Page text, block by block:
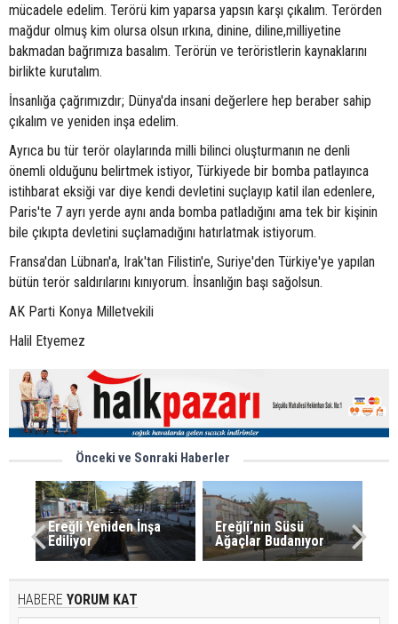
mücadele edelim. Terörü kim yaparsa yapsın karşı çıkalım. Terörden
mağdur olmuş kim olursa olsun ırkına, dinine, diline,milliyetine
bakmadan bağrımıza basalım. Terörün ve teröristlerin kaynaklarını
birlikte kurutalım.
İnsanlığa çağrımızdır; Dünya'da insani değerlere hep beraber sahip
çıkalım ve yeniden inşa edelim.
Ayrıca bu tür terör olaylarında milli bilinci oluşturmanın ne denli
önemli olduğunu belirtmek istiyor, Türkiyede bir bomba patlayınca
istihbarat eksiği var diye kendi devletini suçlayıp katil ilan edenlere,
Paris'te 7 ayrı yerde aynı anda bomba patladığını ama tek bir kişinin
bile çıkıpta devletini suçlamadığını hatırlatmak istiyorum.
Fransa'dan Lübnan'a, Irak'tan Filistin'e, Suriye'den Türkiye'ye yapılan
bütün terör saldırılarını kınıyorum. İnsanlığın başı sağolsun.
AK Parti Konya Milletvekili
Halil Etyemez
Önceki ve Sonraki Haberler
Ereğli Yeniden İnşa
Ediliyor
Ereğli’nin Süsü
Ağaçlar Budanıyor
HABERE YORUM KAT